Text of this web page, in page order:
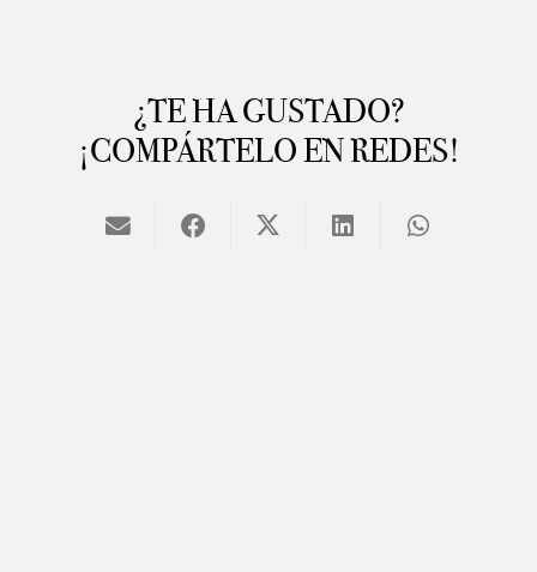
¿TE HA GUSTADO?
¡COMPÁRTELO EN REDES!